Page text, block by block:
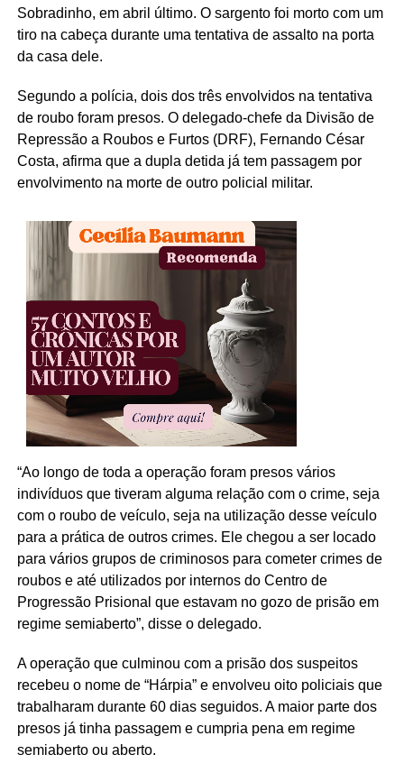
Sobradinho, em abril último. O sargento foi morto com um
tiro na cabeça durante uma tentativa de assalto na porta
da casa dele.
Segundo a polícia, dois dos três envolvidos na tentativa
de roubo foram presos. O delegado-chefe da Divisão de
Repressão a Roubos e Furtos (DRF), Fernando César
Costa, afirma que a dupla detida já tem passagem por
envolvimento na morte de outro policial militar.
“Ao longo de toda a operação foram presos vários
indivíduos que tiveram alguma relação com o crime, seja
com o roubo de veículo, seja na utilização desse veículo
para a prática de outros crimes. Ele chegou a ser locado
para vários grupos de criminosos para cometer crimes de
roubos e até utilizados por internos do Centro de
Progressão Prisional que estavam no gozo de prisão em
regime semiaberto”, disse o delegado.
A operação que culminou com a prisão dos suspeitos
recebeu o nome de “Hárpia” e envolveu oito policiais que
trabalharam durante 60 dias seguidos. A maior parte dos
presos já tinha passagem e cumpria pena em regime
semiaberto ou aberto.